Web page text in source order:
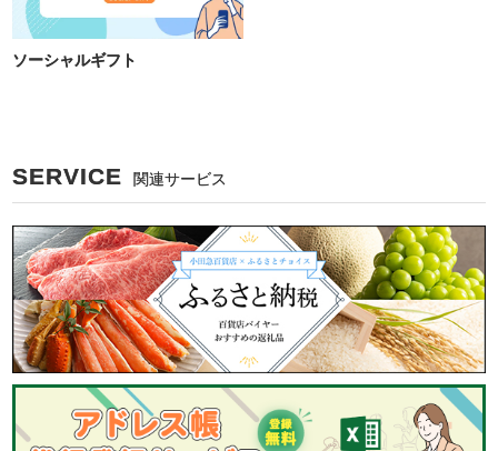
ソーシャルギフト
SERVICE 関連サービス